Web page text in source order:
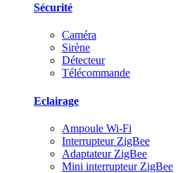
Sécurité
Caméra
Sirène
Détecteur
Télécommande
Eclairage
Ampoule Wi-Fi
Interrupteur ZigBee
Adaptateur ZigBee
Mini interrupteur ZigBee